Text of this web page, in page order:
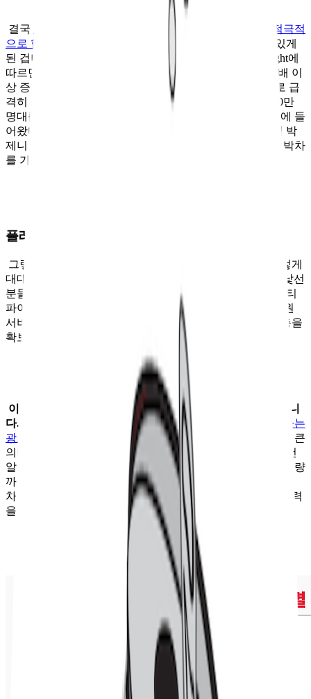
결국
스포티파이는 이를 해결하기 위해 저작권 문제를 적극적
으로 협의
하였고, 마침내 무료 광고 요금제를 도입할 수 있게
된 겁니다. 효과는 즉각적이었습니다. 모바일인덱스 Insight에
따르면, 출시일인 10월 10일 신규 설치 수가 전날 대비 12배 이
상 증가했고, 일간 방문자 수는 30만 명대에서 40만 명대로 급
격히 늘었습니다. 이용자 수 기준 국내 4위인 플로가 일 60만
명대를 유지하고 있으니, 스포티파이도 어느 정도 경쟁권에 들
어왔다고 볼 수 있는데요. 또한, 기안84, 댄서 모니카, 모델 박
제니 등을 기용한 광고 캠페인을 진행하며 사용자 확보에 박차
를 가하고 있습니다.
플레이리스트, 자신 있습니다
그렇다면 후발 주자인 스포티파이는 어떤 자신감으로 이렇게
대대적인 투자를 진행하고 있을까요? 아직 스포티파이가 낯선
분들도 많으실 텐데요. 사실 무료 요금제 출시 전에도 스포티
파이는 네이버가 만든 바이브나 전통의 강자 벅스 등의 음원
서비스들을 능가하는 이용자 수를 자랑하며 이미 많은 팬층을
확보하고 있었습니다.
이러한 스포티파이의 핵심 경쟁력은 바로 플레이리스트입니
다.
국내 대표 음악 유튜버인 우키팝이 스포티파이를 소개하는
광고 영상
을 보면, 스포티파이가 음악 마니아들에게 얼마나 큰
의미를 가지는지를 엿볼 수 있는데요. 이들의 자동 음악 추천
알고리즘은 뛰어난 품질은 물론, 음악 트렌드를 선도하는 역량
까지 보유했다는 평가를 받고 있습니다. 가격 외에는 별다른
차별점이 없었던 음원 시장에서, 스포티파이는 명확한 경쟁력
을 가지고 있는 셈이죠.